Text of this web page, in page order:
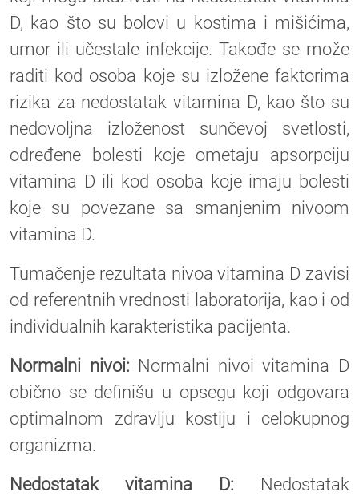
D, kao što su bolovi u kostima i mišićima,
umor ili učestale infekcije. Takođe se može
raditi kod osoba koje su izložene faktorima
rizika za nedostatak vitamina D, kao što su
nedovoljna izloženost sunčevoj svetlosti,
određene bolesti koje ometaju apsorpciju
vitamina D ili kod osoba koje imaju bolesti
koje su povezane sa smanjenim nivoom
vitamina D.
Tumačenje rezultata nivoa vitamina D zavisi
od referentnih vrednosti laboratorija, kao i od
individualnih karakteristika pacijenta.
Normalni nivoi: Normalni nivoi vitamina D
obično se definišu u opsegu koji odgovara
optimalnom zdravlju kostiju i celokupnog
organizma.
Nedostatak vitamina D: Nedostatak